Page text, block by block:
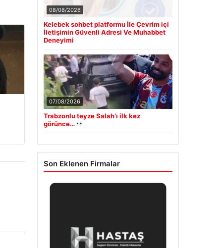
08/08/2026
Kelebek sohbet platformu İle Çevrim içi
İletişimin Güvenli Adresi Ve Muhabbet
Deneyimi
07/08/2026
Trabzonlu teyze Salah’ı ilk kez
görünce…
Son Eklenen Firmalar